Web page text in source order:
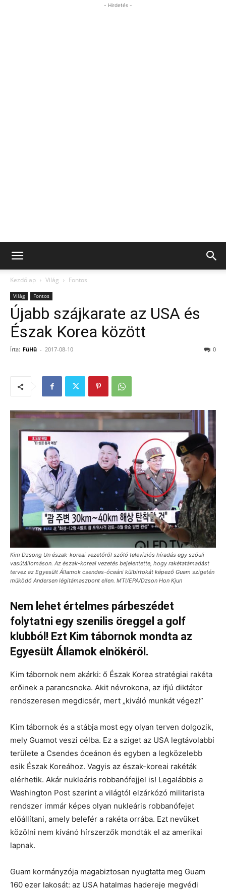
- Hirdetés -
Kezdőlap Világ Fontos
Világ Fontos
Újabb szájkarate az USA és
Észak Korea között
Írta: FüHü - 2017-08-10 0
Kim Dzsong Un észak-koreai vezetőről szóló televíziós híradás egy szöuli
vasútállomáson. Az észak-koreai vezetés bejelentette, hogy rakétatámadást
tervez az Egyesült Államok csendes-óceáni külbirtokát képező Guam szigetén
működő Andersen légitámaszpont ellen. MTI/EPA/Dzson Hon Kjun
Nem lehet értelmes párbeszédet
folytatni egy szenilis öreggel a golf
klubból! Ezt Kim tábornok mondta az
Egyesült Államok elnökéről.
Kim tábornok nem akárki: ő Észak Korea stratégiai rakéta
erőinek a parancsnoka. Akit névrokona, az ifjú diktátor
rendszeresen megdicsér, mert „kiváló munkát végez!”
Kim tábornok és a stábja most egy olyan terven dolgozik,
mely Guamot veszi célba. Ez a sziget az USA legtávolabbi
területe a Csendes óceánon és egyben a legközelebb
esik Észak Koreához. Vagyis az észak-koreai rakéták
elérhetik. Akár nukleáris robbanófejjel is! Legalábbis a
Washington Post szerint a világtól elzárkózó militarista
rendszer immár képes olyan nukleáris robbanófejet
előállítani, amely belefér a rakéta orrába. Ezt nevüket
közölni nem kívánó hírszerzők mondták el az amerikai
lapnak.
Guam kormányzója magabiztosan nyugtatta meg Guam
160 ezer lakosát: az USA hatalmas hadereje megvédi